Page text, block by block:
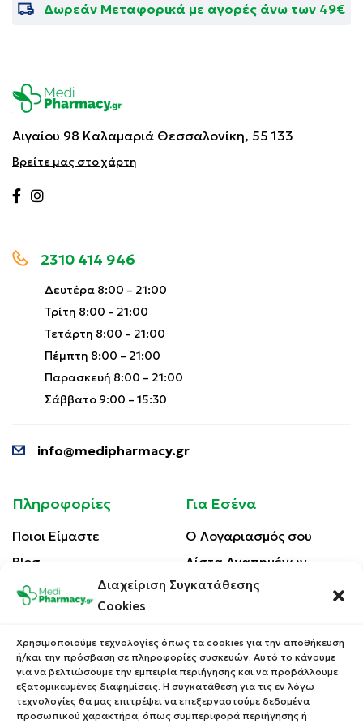
Διαχείριση Συγκατάθεσης
Cookies
Χρησιμοποιούμε τεχνολογίες όπως τα cookies για την αποθήκευση
ή/και την πρόσβαση σε πληροφορίες συσκευών. Αυτό το κάνουμε
για να βελτιώσουμε την εμπειρία περιήγησης και να προβάλλουμε
εξατομικευμένες διαφημίσεις. Η συγκατάθεση για τις εν λόγω
τεχνολογίες θα μας επιτρέψει να επεξεργαστούμε δεδομένα
προσωπικού χαρακτήρα, όπως συμπεριφορά περιήγησης ή
Δωρεάν Μεταφορικά με αγορές άνω των 49€
Αιγαίου 98 Καλαμαριά Θεσσαλονίκη, 55 133
Βρείτε μας στο χάρτη
2310 414 946
Δευτέρα 8:00 – 21:00
Τρίτη 8:00 – 21:00
Τετάρτη 8:00 – 21:00
Πέμπτη 8:00 – 21:00
Παρασκευή 8:00 – 21:00
Σάββατο 9:00 – 15:30
info@medipharmacy.gr
Πληροφορίες
Ποιοι Είμαστε
Blog
Επικοινωνία
Πολιτική Απορρήτου
Τρόποι Αποστολής
Τρόποι Πληρωμής
Για Εσένα
Ο Λογαριασμός σου
Λίστα Αγαπημένων
Οι Παραγγελίες σου
Κέρδισε Κουπόνι
Έκπτωσης